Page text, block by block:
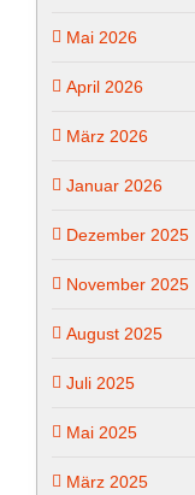
Mai 2026
April 2026
März 2026
Januar 2026
Dezember 2025
November 2025
August 2025
Juli 2025
Mai 2025
März 2025